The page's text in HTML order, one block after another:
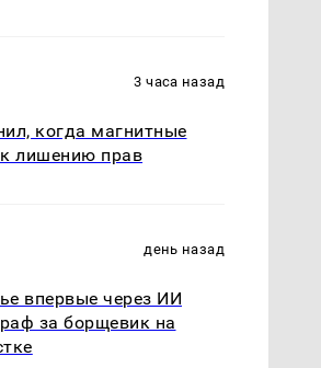
3 часа назад
когда магнитные
лишению прав
день назад
впервые через ИИ
за борщевик на